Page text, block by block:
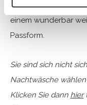
Die Nachtwäsche
einem wunderbar
Passform.
Sie sind sich nicht
Nachtwäsche
Klicken Sie dann hier